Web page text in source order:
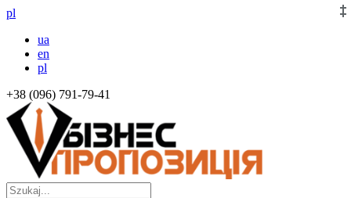
pl
ua
en
pl
+38 (096) 791-79-41